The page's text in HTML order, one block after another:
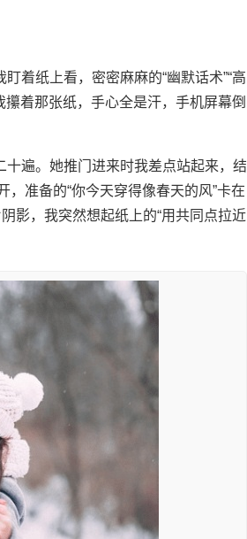
着纸上看，密密麻麻的“幽默话术”“高
着那张纸，手心全是汗，手机屏幕倒
遍。她推门进来时我差点站起来，结
，准备的“你今天穿得像春天的风”卡在
影，我突然想起纸上的“用共同点拉近